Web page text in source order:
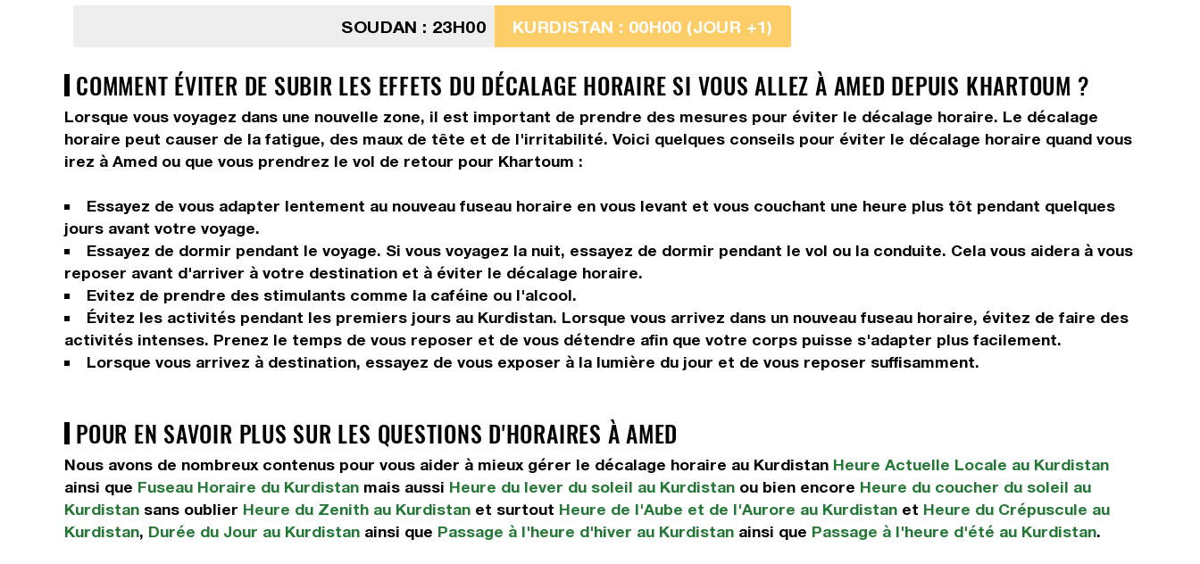
SOUDAN : 23H00 KURDISTAN : 00H00 (JOUR +1)
COMMENT ÉVITER DE SUBIR LES EFFETS DU DÉCALAGE HORAIRE SI VOUS ALLEZ À AMED DEPUIS KHARTOUM ?
Lorsque vous voyagez dans une nouvelle zone, il est important de prendre des mesures pour éviter le décalage horaire. Le décalage
horaire peut causer de la fatigue, des maux de tête et de l'irritabilité. Voici quelques conseils pour éviter le décalage horaire quand vous
irez à Amed ou que vous prendrez le vol de retour pour Khartoum :
Essayez de vous adapter lentement au nouveau fuseau horaire en vous levant et vous couchant une heure plus tôt pendant quelques
jours avant votre voyage.
Essayez de dormir pendant le voyage. Si vous voyagez la nuit, essayez de dormir pendant le vol ou la conduite. Cela vous aidera à vous
reposer avant d'arriver à votre destination et à éviter le décalage horaire.
Evitez de prendre des stimulants comme la caféine ou l'alcool.
Évitez les activités pendant les premiers jours au Kurdistan. Lorsque vous arrivez dans un nouveau fuseau horaire, évitez de faire des
activités intenses. Prenez le temps de vous reposer et de vous détendre afin que votre corps puisse s'adapter plus facilement.
Lorsque vous arrivez à destination, essayez de vous exposer à la lumière du jour et de vous reposer suffisamment.
POUR EN SAVOIR PLUS SUR LES QUESTIONS D'HORAIRES À AMED
Nous avons de nombreux contenus pour vous aider à mieux gérer le décalage horaire au Kurdistan Heure Actuelle Locale au Kurdistan
ainsi que Fuseau Horaire du Kurdistan mais aussi Heure du lever du soleil au Kurdistan ou bien encore Heure du coucher du soleil au
Kurdistan sans oublier Heure du Zenith au Kurdistan et surtout Heure de l'Aube et de l'Aurore au Kurdistan et Heure du Crépuscule au
Kurdistan, Durée du Jour au Kurdistan ainsi que Passage à l'heure d'hiver au Kurdistan ainsi que Passage à l'heure d'été au Kurdistan.